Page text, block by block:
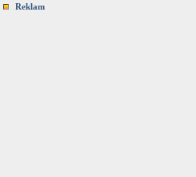
Reklam